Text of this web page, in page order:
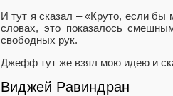
И тут я сказал – «Круто, если бы
словах, это показалось
свободных рук.
Джефф тут же взял мою идею и
Виджей Равиндран